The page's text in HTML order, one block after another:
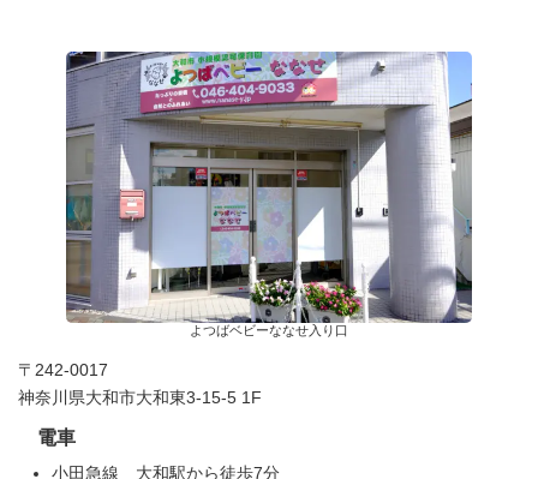
よつばベビーななせ入り口
〒242-0017
神奈川県大和市大和東3-15-5 1F
電車
小田急線 大和駅から徒歩7分